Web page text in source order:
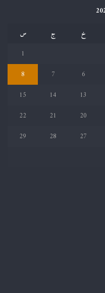
خ ج
س
1
6
7
8
13
14
15
20
21
22
27
28
29